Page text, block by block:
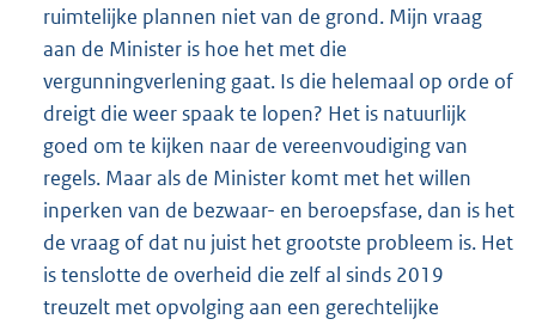
ruimtelijke plannen niet van de grond. Mijn vraag
aan de Minister is hoe het met die
vergunningverlening gaat. Is die helemaal op orde of
dreigt die weer spaak te lopen? Het is natuurlijk
goed om te kijken naar de vereenvoudiging van
regels. Maar als de Minister komt met het willen
inperken van de bezwaar- en beroepsfase, dan is het
de vraag of dat nu juist het grootste probleem is. Het
is tenslotte de overheid die zelf al sinds 2019
treuzelt met opvolging aan een gerechtelijke